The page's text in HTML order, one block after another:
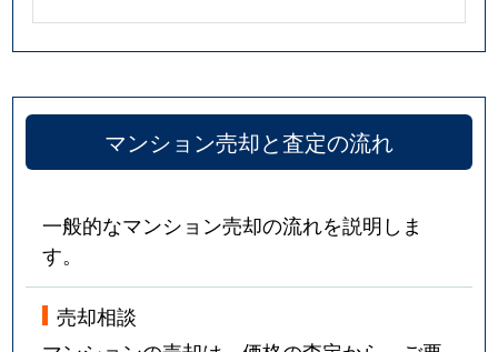
マンション売却と査定の流れ
一般的なマンション売却の流れを説明しま
す。
売却相談